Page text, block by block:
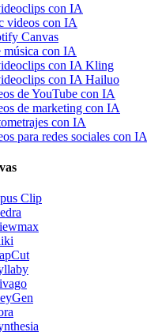
con IA
videos con IA
Canvas
música con IA
con IA Kling
con IA Hailuo
de YouTube con IA
de marketing con IA
con IA
para redes sociales con IA
Clip